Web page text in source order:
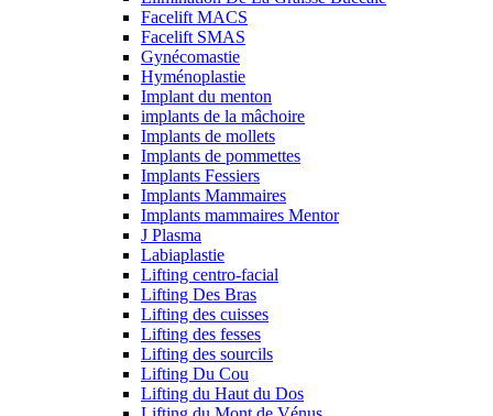
Facelift MACS
Facelift SMAS
Gynécomastie
Hyménoplastie
Implant du menton
implants de la mâchoire
Implants de mollets
Implants de pommettes
Implants Fessiers
Implants Mammaires
Implants mammaires Mentor
J Plasma
Labiaplastie
Lifting centro-facial
Lifting Des Bras
Lifting des cuisses
Lifting des fesses
Lifting des sourcils
Lifting Du Cou
Lifting du Haut du Dos